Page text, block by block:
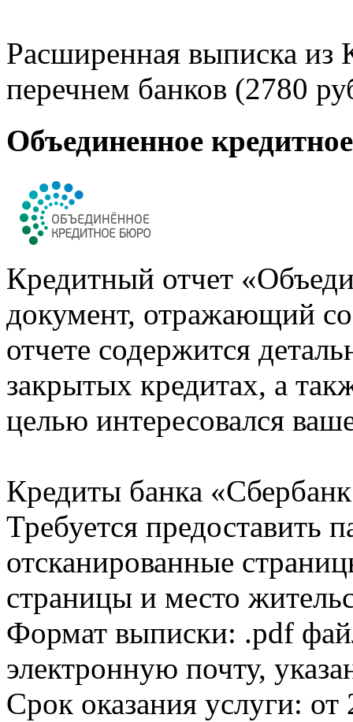
Расширенная выписка из
перечнем банков (2780
Объединенное
Кредитный отчет
документ, отражающий
отчете содержится
закрытых кредитах, а
целью интересовался
Кредиты банка
Требуется предоставить
отсканированные
страницы и место
Формат выписки: .pdf
электронную почту,
Срок оказания услуги: от